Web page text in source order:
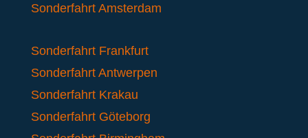
Sonderfahrt Amsterdam
Sonderfahrt Frankfurt
Sonderfahrt Antwerpen
Sonderfahrt Krakau
Sonderfahrt Göteborg